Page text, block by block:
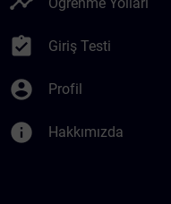
assignment_turned_in Giriş Testi
account_circle Profil
info Hakkımızda